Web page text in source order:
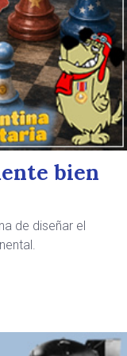
bien
de diseñar el